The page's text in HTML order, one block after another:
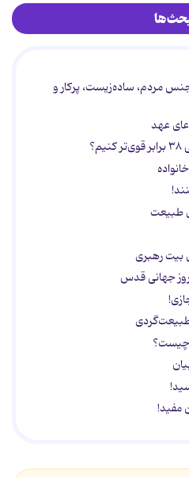
مردم، ساده‌زیست، پرکار و
عهد
طبیعت
بیت رهبری
جهانی قدس
چیست؟
مفید!